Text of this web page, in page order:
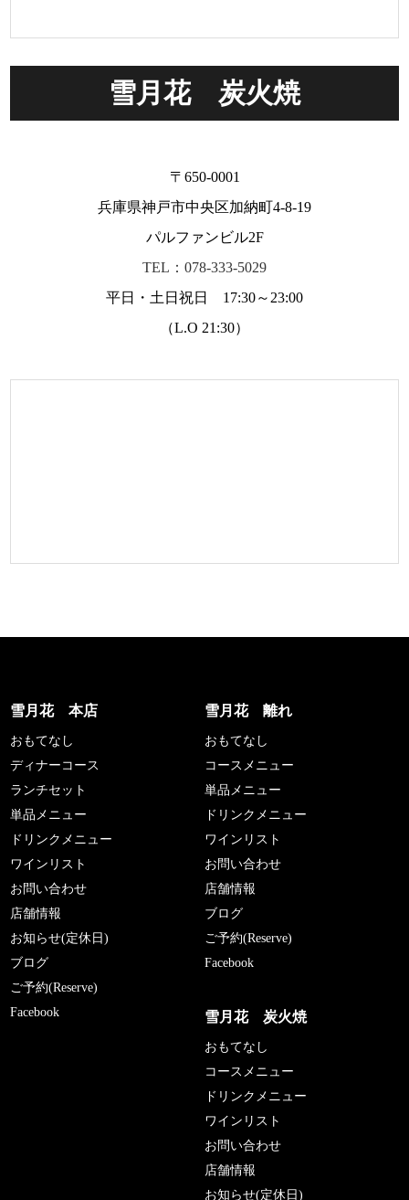
雪月花 炭火焼
〒650-0001
兵庫県神戸市中央区加納町4-8-19
パルファンビル2F
TEL：078-333-5029
平日・土日祝日 17:30～23:00
（L.O 21:30）
雪月花 本店
おもてなし
ディナーコース
ランチセット
単品メニュー
ドリンクメニュー
ワインリスト
お問い合わせ
店舗情報
お知らせ(定休日)
ブログ
ご予約(Reserve)
Facebook
雪月花 離れ
おもてなし
コースメニュー
単品メニュー
ドリンクメニュー
ワインリスト
お問い合わせ
店舗情報
ブログ
ご予約(Reserve)
Facebook
雪月花 炭火焼
おもてなし
コースメニュー
ドリンクメニュー
ワインリスト
お問い合わせ
店舗情報
お知らせ(定休日)